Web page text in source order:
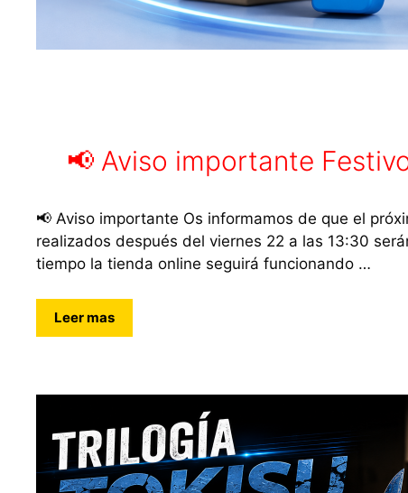
📢 Aviso importante
📢 Aviso importante Os informamos de que el
realizados después del viernes 22 a las 13:30
tiempo la tienda online seguirá funcionando …
Leer mas